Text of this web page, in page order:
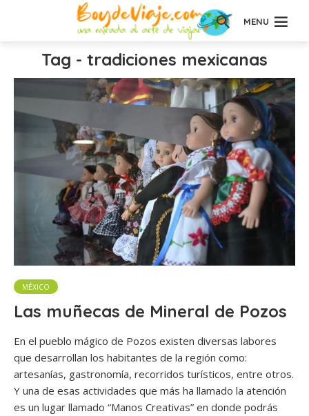
MENU
Tag - tradiciones mexicanas
MÉXICO
Las muñecas de Mineral de Pozos
En el pueblo mágico de Pozos existen diversas labores
que desarrollan los habitantes de la región como:
artesanías, gastronomía, recorridos turísticos, entre otros.
Y una de esas actividades que más ha llamado la atención
es un lugar llamado “Manos Creativas” en donde podrás